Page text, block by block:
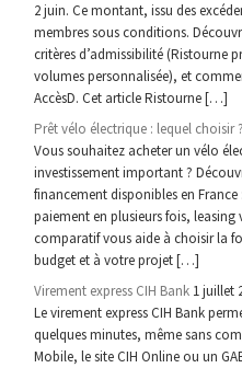
2 juin. Ce montant, issu des
membres sous conditions.
critères d’admissibilité (Ristourne
volumes personnalisée), et
AccèsD. Cet article Ristourne […]
Prêt vélo électrique : lequel choisir ?
Vous souhaitez acheter un vélo
investissement important ?
financement disponibles en
paiement en plusieurs fois,
comparatif vous aide à choisir la
budget et à votre projet […]
Virement express CIH Bank 1 juillet
Le virement express CIH Bank
quelques minutes, même sans
Mobile, le site CIH Online ou un